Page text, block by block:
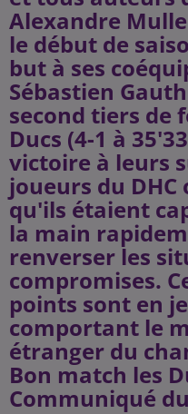
Alexandre
le début de
but à ses
Sébastien
second tiers de
Ducs (4-1 à
victoire à leurs
joueurs du
qu'ils étaient
la main
renverser les
compromises.
points sont en
comportant le
étranger du
Bon match les
Communiqué